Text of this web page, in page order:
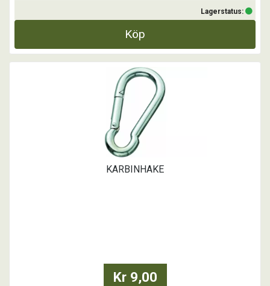
Lagerstatus:
Köp
KARBINHAKE
Kr 9,00